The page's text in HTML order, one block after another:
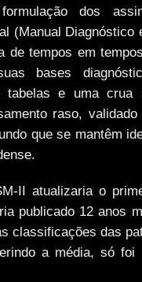
dos
(Manual Diagnóstico
de tempos em
bases
tabelas e uma crua
raso,
que se mantêm
II atualizaria o
publicado 12 anos
classificações das
a média, só foi